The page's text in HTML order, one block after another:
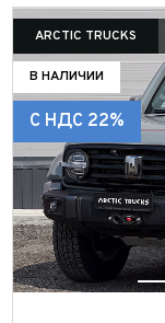
ARCTIC TRUCKS
В НАЛИЧИИ
С НДС 22%